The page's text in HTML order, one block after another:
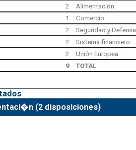
2
Alimentación
1
Comercio
2
Seguridad y Defensa
2
Sistema financiero
2
Unión Europea
9
TOTAL
(2 disposiciones)